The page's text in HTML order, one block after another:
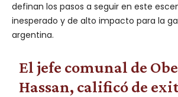
definan los pasos a seguir en este
inesperado y de alto impacto para la
argentina.
El jefe comunal de
Hassan, calificó de